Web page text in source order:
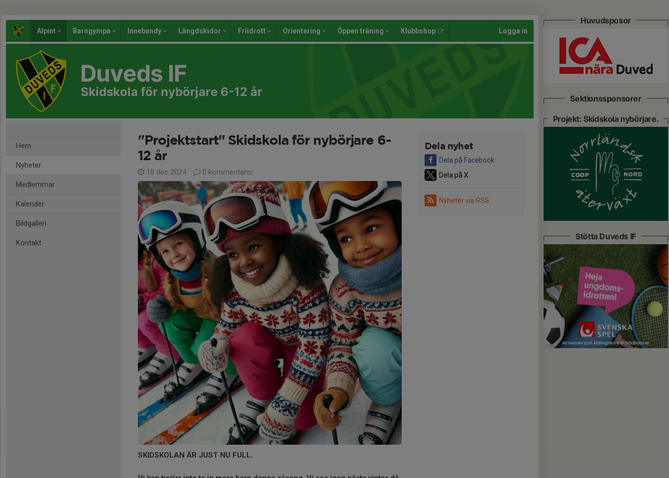
Alpint Barngympa Innebandy Längdskidor Friidrott Orientering Öppen träning Klubbshop Logga in
Duveds IF
Skidskola för nybörjare 6-12 år
Hem
Nyheter
Medlemmar
Kalender
Bildgalleri
Kontakt
Dela nyhet
Dela på Facebook
Dela på X
Nyheter via RSS
"Projektstart" Skidskola för nybörjare 6-
12 år
18 dec 2024 0 kommentarer
SKIDSKOLAN ÄR JUST NU FULL.
Huvudsposor
Sektionssponsorer
Projekt: Skidskola nybörjare.
Stötta Duveds IF